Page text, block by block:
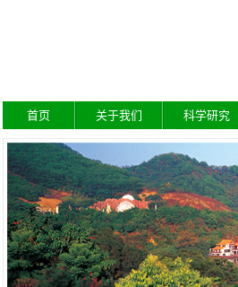
首页 关于我们 科学研究